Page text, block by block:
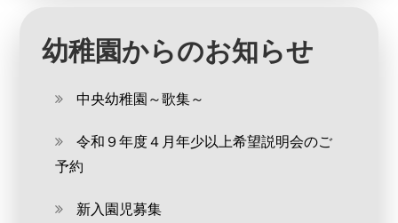
幼稚園からのお知らせ
中央幼稚園～歌集～
令和９年度４月年少以上希望説明会のご
予約
新入園児募集